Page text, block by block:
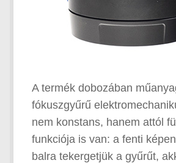
A termék dobozában
fókuszgyűrű
nem konstans, hanem attól
funkciója is van: a fenti
balra tekergetjük a gyűrűt,